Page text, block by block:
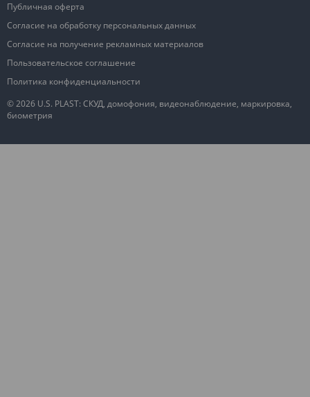
© 2026 U.S. PLAST: СКУД, домофония, видеонаблюдение, маркировка,
биометрия
Публичная оферта
Согласие на обработку персональных данных
Согласие на получение рекламных материалов
Пользовательское соглашение
Политика конфиденциальности